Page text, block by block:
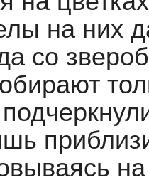
на них
со